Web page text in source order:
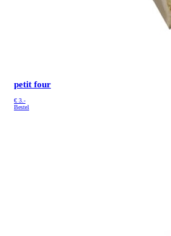
petit four
€ 3.-
Bestel